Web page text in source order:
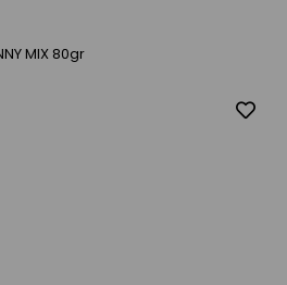
MIX 80gr